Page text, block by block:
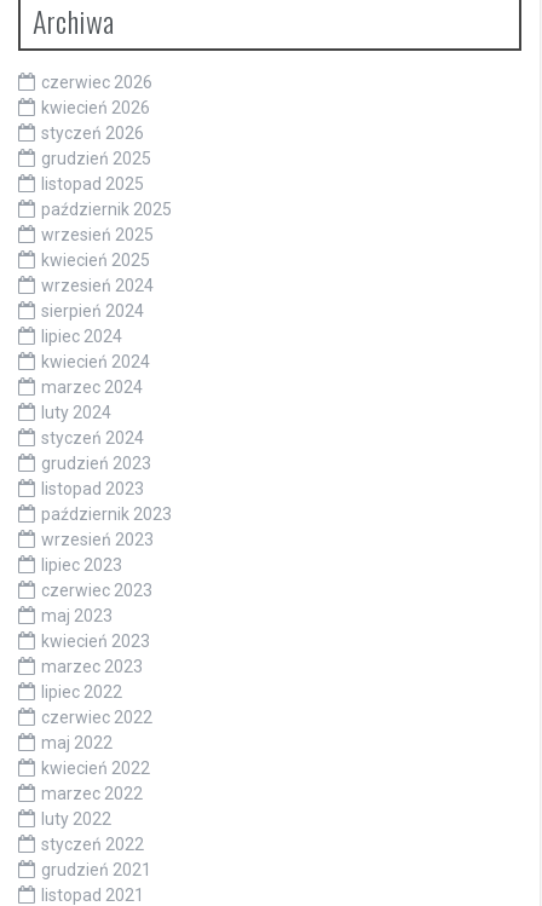
Archiwa
czerwiec 2026
kwiecień 2026
styczeń 2026
grudzień 2025
listopad 2025
październik 2025
wrzesień 2025
kwiecień 2025
wrzesień 2024
sierpień 2024
lipiec 2024
kwiecień 2024
marzec 2024
luty 2024
styczeń 2024
grudzień 2023
listopad 2023
październik 2023
wrzesień 2023
lipiec 2023
czerwiec 2023
maj 2023
kwiecień 2023
marzec 2023
lipiec 2022
czerwiec 2022
maj 2022
kwiecień 2022
marzec 2022
luty 2022
styczeń 2022
grudzień 2021
listopad 2021